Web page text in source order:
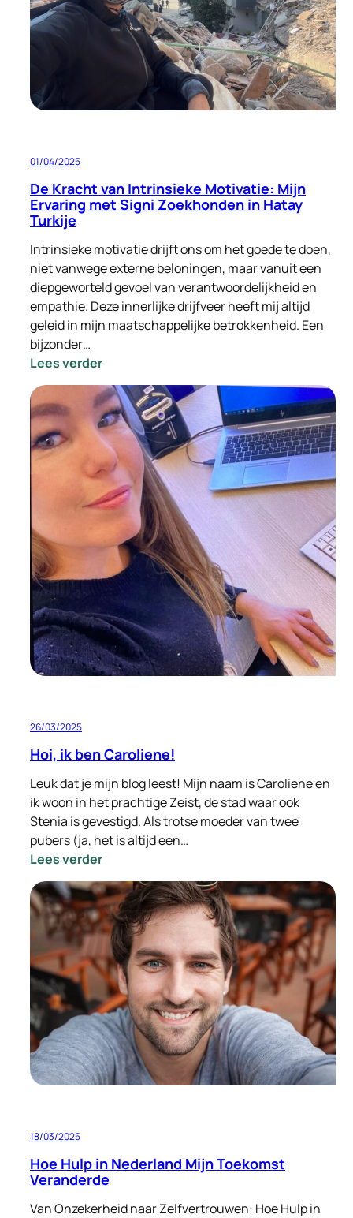
én
gemeenten
vooruit
helpen
01/04/2025
De Kracht van Intrinsieke Motivatie: Mijn
Ervaring met Signi Zoekhonden in Hatay
Turkije
Intrinsieke motivatie drijft ons om het goede te doen,
niet vanwege externe beloningen, maar vanuit een
diepgeworteld gevoel van verantwoordelijkheid en
empathie. Deze innerlijke drijfveer heeft mij altijd
geleid in mijn maatschappelijke betrokkenheid. Een
bijzonder…
Lees verder:
De
Kracht
van
Intrinsieke
Motivatie:
Mijn
Ervaring
met
Signi
Zoekhonden
Hatay
Turkije
26/03/2025
Hoi, ik ben Caroliene!
Leuk dat je mijn blog leest! Mijn naam is Caroliene en
ik woon in het prachtige Zeist, de stad waar ook
Stenia is gevestigd. Als trotse moeder van twee
pubers (ja, het is altijd een…
Lees verder:
Hoi,
ik
ben
Caroliene!
18/03/2025
Hoe Hulp in Nederland Mijn Toekomst
Veranderde
Van Onzekerheid naar Zelfvertrouwen: Hoe Hulp in